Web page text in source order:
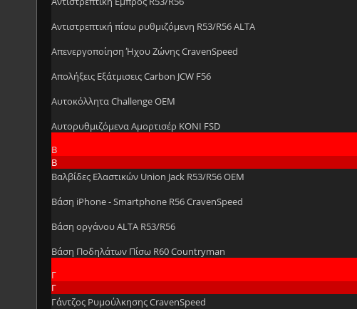
Αντιστρεπτική πίσω ρυθμιζόμενη R53/R56 ALTA
Απενεργοποίηση Ήχου Ζώνης CravenSpeed
Απολήξεις Εξάτμισεις Carbon JCW F56
Αυτοκόλλητα Challenge OEM
Αυτορυθμιζόμενα Αμορτισέρ KONI FSD
Β
Β
Βαλβίδες Ελαστικών Union Jack R53/R56 OEM
Βάση iPhone - Smartphone R56 CravenSpeed
Βάση οργάνου ALTA R53/R56
Βάση Ποδηλάτων Πίσω R60 Countryman
Γ
Γ
Γάντζος Ρυμούλκησης CravenSpeed